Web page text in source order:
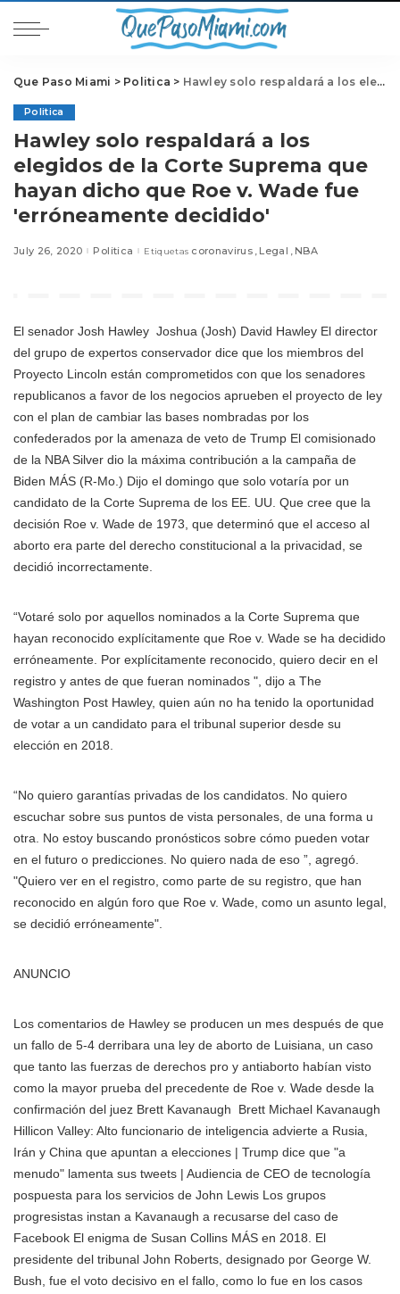
Que Paso Miami > Politica > Hawley solo respaldará a los elegidos de la Corte Suprema que hayan dicho que Roe v. Wade fue 'erróneamente decidido'
Politica
Hawley solo respaldará a los
elegidos de la Corte Suprema que
hayan dicho que Roe v. Wade fue
'erróneamente decidido'
July 26, 2020 Politica Etiquetas coronavirus Legal NBA
El senador Josh Hawley Joshua (Josh) David Hawley El director
del grupo de expertos conservador dice que los miembros del
Proyecto Lincoln están comprometidos con que los senadores
republicanos a favor de los negocios aprueben el proyecto de ley
con el plan de cambiar las bases nombradas por los
confederados por la amenaza de veto de Trump El comisionado
de la NBA Silver dio la máxima contribución a la campaña de
Biden MÁS (R-Mo.) Dijo el domingo que solo votaría por un
candidato de la Corte Suprema de los EE. UU. Que cree que la
decisión Roe v. Wade de 1973, que determinó que el acceso al
aborto era parte del derecho constitucional a la privacidad, se
decidió incorrectamente.
“Votaré solo por aquellos nominados a la Corte Suprema que
hayan reconocido explícitamente que Roe v. Wade se ha decidido
erróneamente. Por explícitamente reconocido, quiero decir en el
registro y antes de que fueran nominados ", dijo a The
Washington Post Hawley, quien aún no ha tenido la oportunidad
de votar a un candidato para el tribunal superior desde su
elección en 2018.
“No quiero garantías privadas de los candidatos. No quiero
escuchar sobre sus puntos de vista personales, de una forma u
otra. No estoy buscando pronósticos sobre cómo pueden votar
en el futuro o predicciones. No quiero nada de eso ”, agregó.
"Quiero ver en el registro, como parte de su registro, que han
reconocido en algún foro que Roe v. Wade, como un asunto legal,
se decidió erróneamente".
ANUNCIO
Los comentarios de Hawley se producen un mes después de que
un fallo de 5-4 derribara una ley de aborto de Luisiana, un caso
que tanto las fuerzas de derechos pro y antiaborto habían visto
como la mayor prueba del precedente de Roe v. Wade desde la
confirmación del juez Brett Kavanaugh
Brett Michael Kavanaugh
Hillicon Valley: Alto funcionario de inteligencia advierte a Rusia,
Irán y China que apuntan a elecciones | Trump dice que "a
menudo" lamenta sus tweets | Audiencia de CEO de tecnología
pospuesta para los servicios de John Lewis Los grupos
progresistas instan a Kavanaugh a recusarse del caso de
Facebook El enigma de Susan Collins MÁS en 2018. El
presidente del tribunal John Roberts, designado por George W.
Bush, fue el voto decisivo en el fallo, como lo fue en los casos